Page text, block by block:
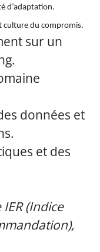
d’adaptation.
culture du compromis.
sur un
données et
et des
(Indice